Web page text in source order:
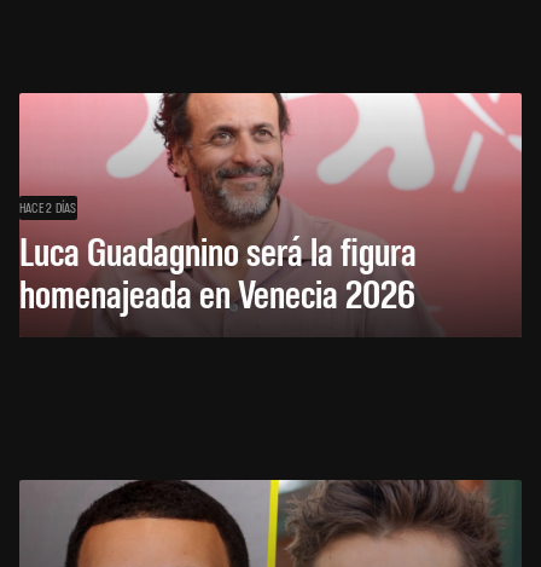
HACE 2 DÍAS
Luca Guadagnino será la figura
homenajeada en Venecia 2026